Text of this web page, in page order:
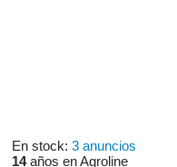
En stock: 3 anuncios
14años en Agroline